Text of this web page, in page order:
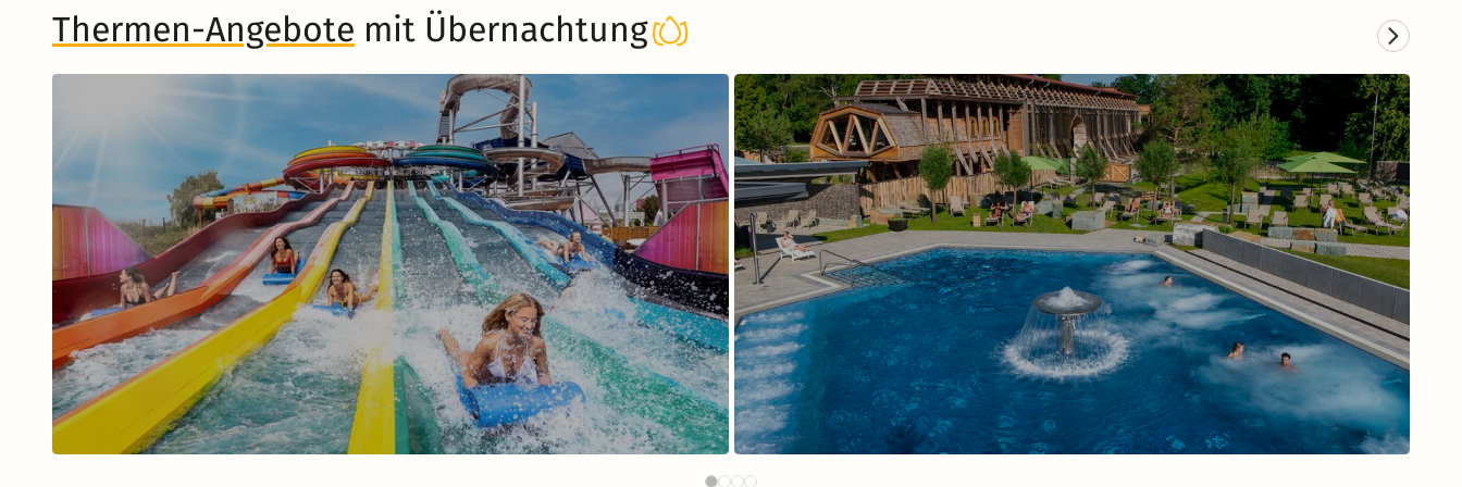
Musical in Berlin
Zum Musical
Thermen-Angebote mit Übernachtung